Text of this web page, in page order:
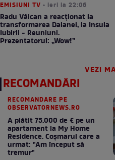
EMISIUNI TV • ieri la 22:06
Radu Vâlcan a reacționat la
transformarea Daianei, la Insula
Iubirii - Reuniuni.
Prezentatorul: „Wow!”
VEZI
RECOMANDĂRI
RECOMANDARE PE
OBSERVATORNEWS.RO
A plătit 75.000 de € pe un
apartament la My Home
Residence. Coşmarul care a
urmat: "Am început să
tremur"